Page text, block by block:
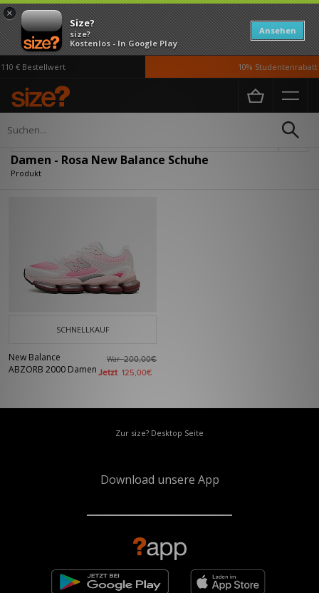
×
Size?
size?
Kostenlos - In Google Play
Ansehen
€ Bestellwert 10% Studentenrabatt
Home Damen
Damen - Rosa New Balance Schuhe
Produkt
SCHNELLKAUF
New Balance
ABZORB 2000 Damen
War200,00€
Jetzt 125,00€
Zur size? Desktop Seite
Download unsere App